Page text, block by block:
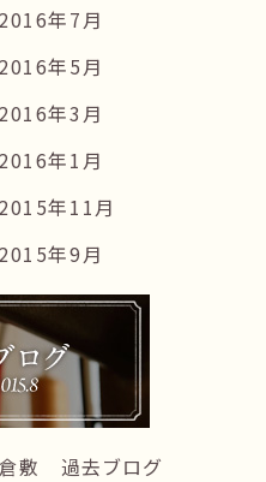
2016年7月
2016年5月
2016年3月
2016年1月
2015年11月
2015年9月
倉敷 過去ブログ